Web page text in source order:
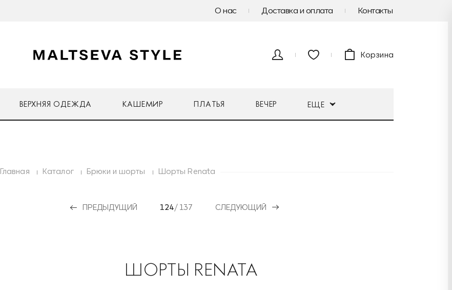
О нас Доставка и оплата Контакты
Корзина
ВЕРХНЯЯ ОДЕЖДА КАШЕМИР ПЛАТЬЯ ВЕЧЕР ЕЩЕ
Главная Каталог Брюки и шорты Шорты Renata
ПРЕДЫДУЩИЙ 124/ 137 СЛЕДУЮЩИЙ
ШОРТЫ RENATA